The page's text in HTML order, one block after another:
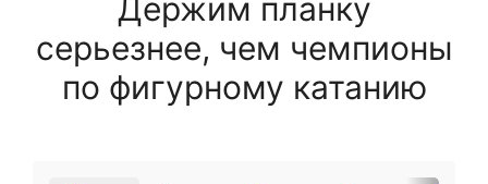
Держим планку
серьезнее, чем чемпионы
по фигурному катанию